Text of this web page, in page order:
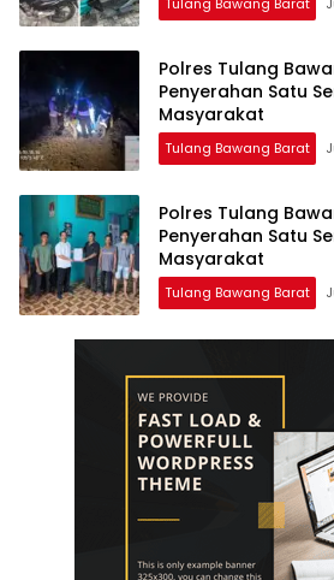
Polres Tulang
Penyerahan Satu
Masyarakat
Tulang Bawang Barat
Polres Tulang
Penyerahan Satu
Masyarakat
Tulang Bawang Barat